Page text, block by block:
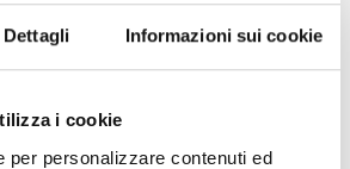
Dettagli Informazioni sui cookie
i cookie
per personalizzare contenuti ed
INFORMAZIONI